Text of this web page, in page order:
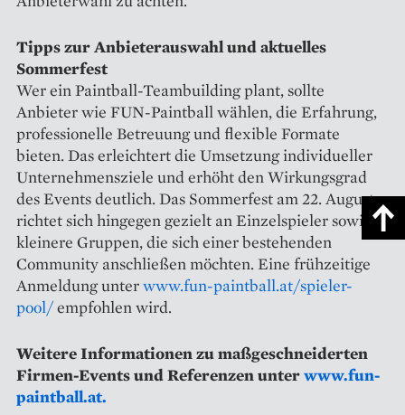
Tipps zur Anbieterauswahl und aktuelles
Sommerfest
Wer ein Paintball-Teambuilding plant, sollte
Anbieter wie FUN-Paintball wählen, die Erfahrung,
professionelle Betreuung und flexible Formate
bieten. Das erleichtert die Umsetzung individueller
Unternehmensziele und erhöht den Wirkungsgrad
des Events deutlich. Das Sommerfest am 22. August
richtet sich hingegen gezielt an Einzelspieler sowie
kleinere Gruppen, die sich einer bestehenden
Community anschließen möchten. Eine frühzeitige
Anmeldung unterwww.fun-paintball.at/spieler-
pool/empfohlen wird.
Weitere Informationen zu maßgeschneiderten
Firmen-Events und Referenzen unterwww.fun-
paintball.at.